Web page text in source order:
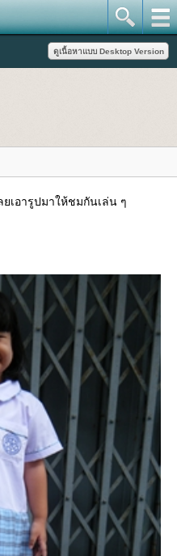
ยเอารูปมาให้ชมกันเล่น ๆ